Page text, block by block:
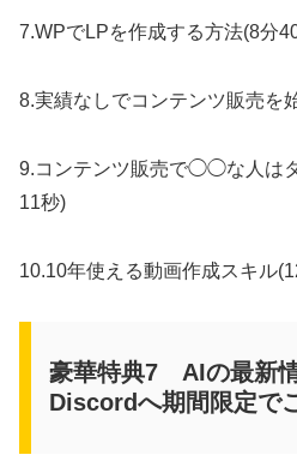
7.WPでLPを作成する方法(8分
8.実績なしでコンテンツ販売を
9.コンテンツ販売で◯◯な人は
11秒)
10.10年使える動画作成スキル
豪華特典7 AIの最新
Discordへ期間限定で